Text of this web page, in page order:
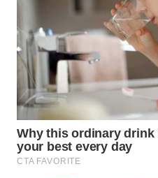
WN
PRIANGAN
TIMUR
WN
SEMARANG
WN
SOLO